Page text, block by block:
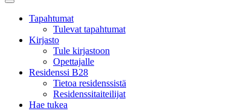
Sulje
päävalikkoTapahtumat
Tulevat tapahtumat
Kirjasto
Tule kirjastoon
Opettajalle
Residenssi B28
Tietoa residenssistä
Residenssitaiteilijat
Hae tukea